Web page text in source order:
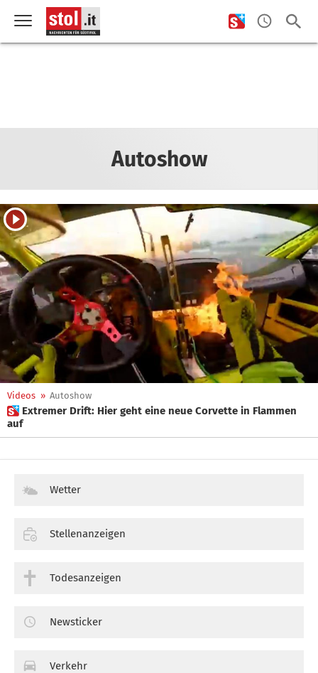
Autoshow
Videos » Autoshow
 Extremer Drift: Hier geht eine neue Corvette in Flammen
auf
Wetter
Stellenanzeigen
Todesanzeigen
Newsticker
Verkehr